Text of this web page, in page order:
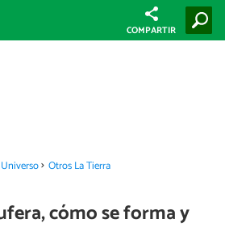
COMPARTIR
Otros La Tierra
cómo se forma y